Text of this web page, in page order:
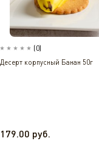
(0)
Десерт корпусный Банан 50г
179.00 руб.